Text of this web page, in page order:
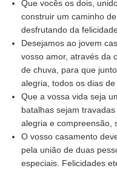
Que vocês os dois,
construir um caminho
desfrutando da
Desejamos ao jovem
vosso amor, através da
de chuva, para que
alegria, todos os dias de
Que a vossa vida seja
batalhas sejam
alegria e compreensão,
O vosso casamento
pela união de duas
especiais. Felicidades